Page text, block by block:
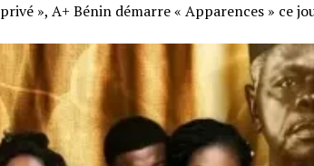
privé », A+ Bénin démarre « Apparences » ce